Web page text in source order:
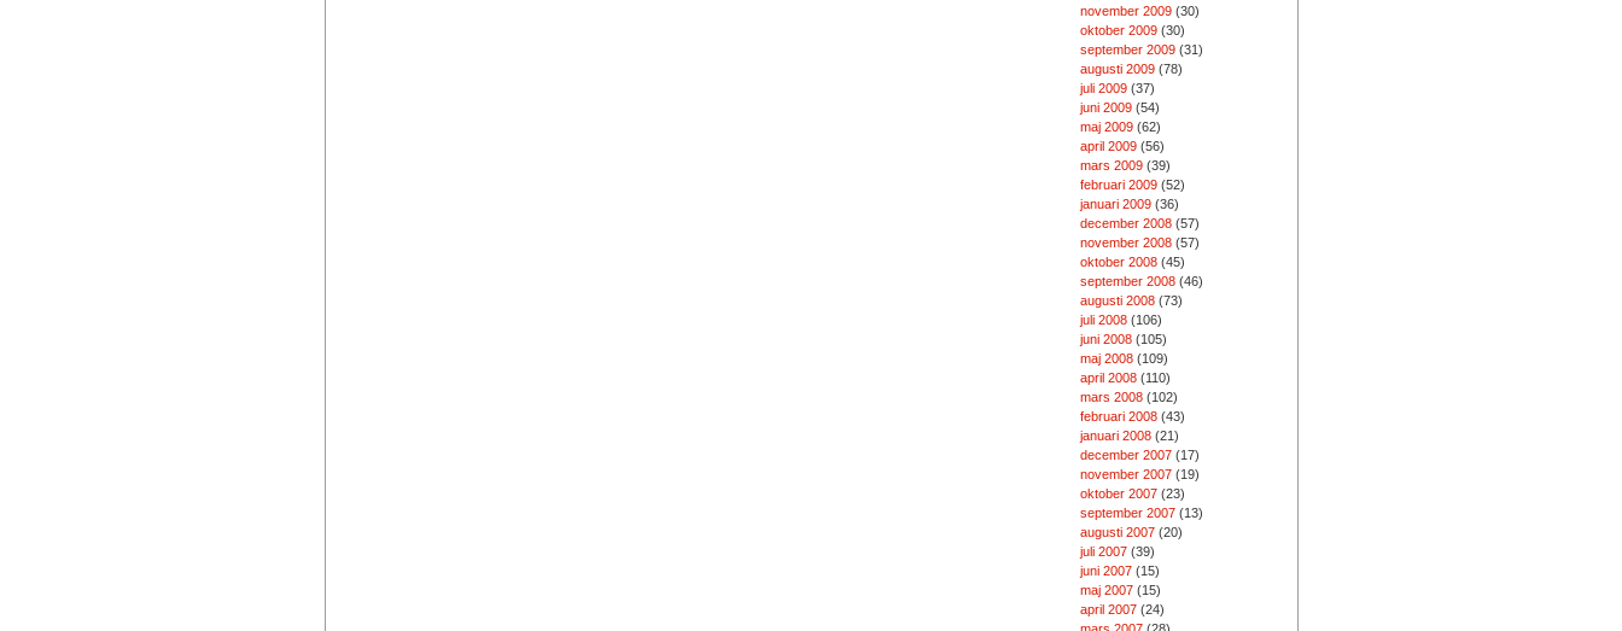
november 2009(30)
oktober 2009(30)
september 2009(31)
augusti 2009(78)
juli 2009(37)
juni 2009(54)
maj 2009(62)
april 2009(56)
mars 2009(39)
februari 2009(52)
januari 2009(36)
december 2008(57)
november 2008(57)
oktober 2008(45)
september 2008(46)
augusti 2008(73)
juli 2008(106)
juni 2008(105)
maj 2008(109)
april 2008(110)
mars 2008(102)
februari 2008(43)
januari 2008(21)
december 2007(17)
november 2007(19)
oktober 2007(23)
september 2007(13)
augusti 2007(20)
juli 2007(39)
juni 2007(15)
maj 2007(15)
april 2007(24)